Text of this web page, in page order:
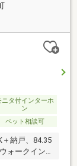
ニタ付インターホ
ン
ペット相談可
納戸、84.35
ォークイン